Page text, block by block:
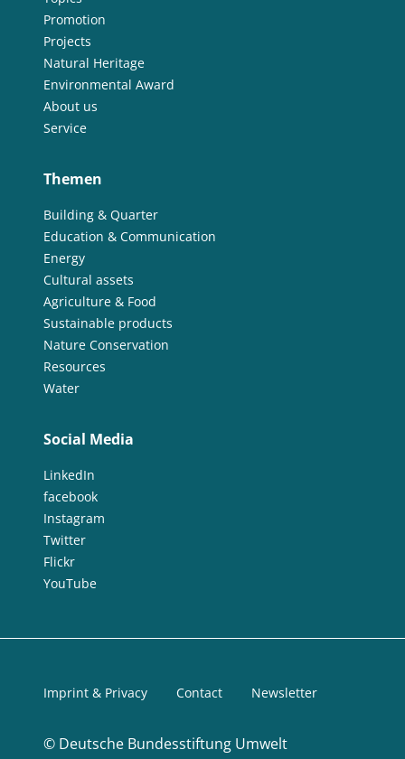
Promotion
Projects
Natural Heritage
Environmental Award
About us
Service
Themen
Building & Quarter
Education & Communication
Energy
Cultural assets
Agriculture & Food
Sustainable products
Nature Conservation
Resources
Water
Social Media
LinkedIn
facebook
Instagram
Twitter
Flickr
YouTube
© Deutsche Bundesstiftung Umwelt
Imprint & Privacy Contact Newsletter